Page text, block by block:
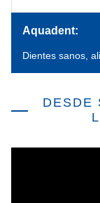
Aquadent:
Dientes sanos,
DESDE